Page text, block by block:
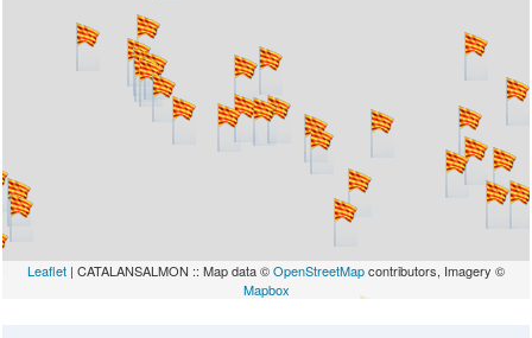
Leaflet | CATALANSALMON :: Map data ©OpenStreetMapcontributors, Imagery ©
Mapbox